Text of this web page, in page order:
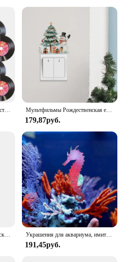
Мультфильмы Рождественская елка Снеговик Переключатель наклейка комната декоративные обои праздничный дом самодельный новогодний обои
179,87руб.
Украшения для аквариума, имитация светящегося в темноте, силиконовый морской конек с присоской, украшения для аквариума и пейзажа
191,45руб.